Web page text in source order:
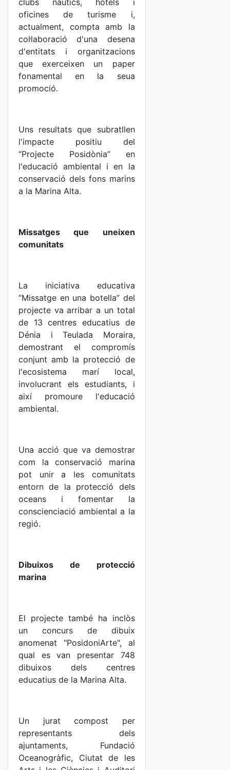
clubs nàutics, hotels i
oficines de turisme i,
actualment, compta amb la
col·laboració d'una desena
d'entitats i organitzacions
que exerceixen un paper
fonamental en la seua
promoció.
Uns resultats que subratllen
l'impacte positiu del
“Projecte Posidònia” en
l'educació ambiental i en la
conservació dels fons marins
a la Marina Alta.
Missatges que uneixen
comunitats
La iniciativa educativa
“Missatge en una botella” del
projecte va arribar a un total
de 13 centres educatius de
Dénia i Teulada Moraira,
demostrant el compromís
conjunt amb la protecció de
l'ecosistema marí local,
involucrant els estudiants, i
així promoure l'educació
ambiental.
Una acció que va demostrar
com la conservació marina
pot unir a les comunitats
entorn de la protecció dels
oceans i fomentar la
conscienciació ambiental a la
regió.
Dibuixos de protecció
marina
El projecte també ha inclòs
un concurs de dibuix
anomenat "PosidoniArte", al
qual es van presentar 748
dibuixos dels centres
educatius de la Marina Alta.
Un jurat compost per
representants dels
ajuntaments, Fundació
Oceanogràfic, Ciutat de les